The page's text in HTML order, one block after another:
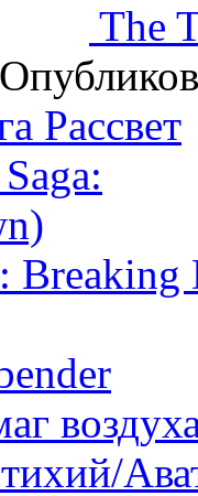
The
Breaking